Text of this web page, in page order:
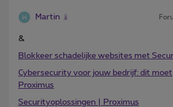
Martin
&
Blokkeer schadelijke websites met
Cybersecurity voor jouw bedrijf: dit moet
Proximus
Securityoplossingen | Proximus